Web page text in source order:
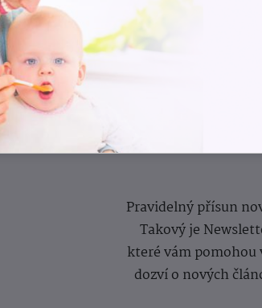
Pravidelný přísun
Takový je
které vám
dozví o nových